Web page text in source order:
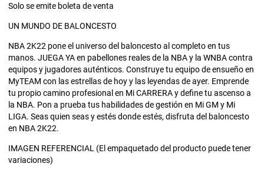
Solo se emite boleta de venta
UN MUNDO DE BALONCESTO
NBA 2K22 pone el universo del baloncesto al completo en tus
manos. JUEGA YA en pabellones reales de la NBA y la WNBA contra
equipos y jugadores auténticos. Construye tu equipo de ensueño en
MyTEAM con las estrellas de hoy y las leyendas de ayer. Emprende
tu propio camino profesional en Mi CARRERA y define tu ascenso a
la NBA. Pon a prueba tus habilidades de gestión en Mi GM y Mi
LIGA. Seas quien seas y estés donde estés, disfruta del baloncesto
en NBA 2K22.
IMAGEN REFERENCIAL (El empaquetado del producto puede tener
variaciones)